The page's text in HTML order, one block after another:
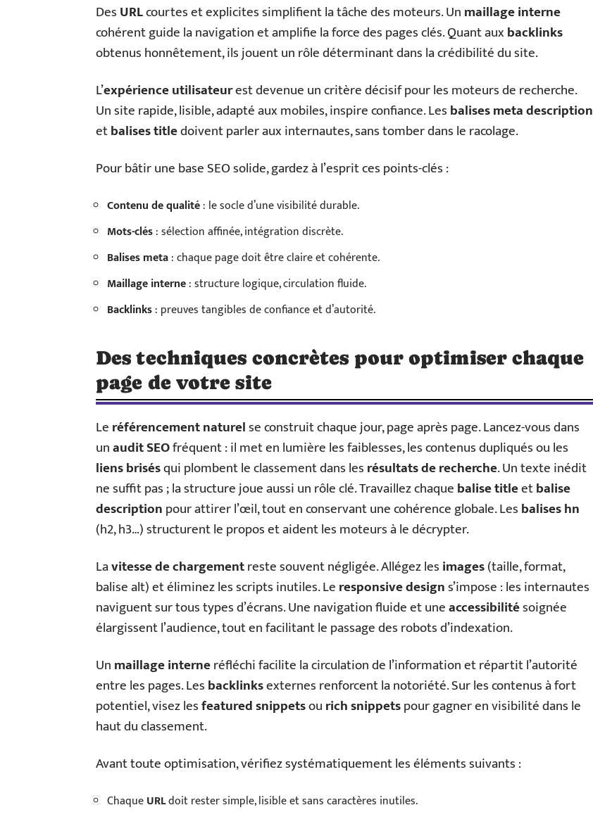
DesURLcourtes et explicites simplifient la tâche des moteurs. Unmaillage interne
cohérent guide la navigation et amplifie la force des pages clés. Quant auxbacklinks
obtenus honnêtement, ils jouent un rôle déterminant dans la crédibilité du site.
L’expérience utilisateurest devenue un critère décisif pour les moteurs de recherche.
Un site rapide, lisible, adapté aux mobiles, inspire confiance. Lesbalises meta description
etbalises titledoivent parler aux internautes, sans tomber dans le racolage.
Pour bâtir une base SEO solide, gardez à l’esprit ces points-clés :
Contenu de qualité: le socle d’une visibilité durable.
Mots-clés: sélection affinée, intégration discrète.
Balises meta: chaque page doit être claire et cohérente.
Maillage interne: structure logique, circulation fluide.
Backlinks: preuves tangibles de confiance et d’autorité.
Des techniques concrètes pour optimiser chaque
page de votre site
Leréférencement naturelse construit chaque jour, page après page. Lancez-vous dans
unaudit SEOfréquent : il met en lumière les faiblesses, les contenus dupliqués ou les
liens brisésqui plombent le classement dans lesrésultats de recherche. Un texte inédit
ne suffit pas ; la structure joue aussi un rôle clé. Travaillez chaquebalise titleetbalise
descriptionpour attirer l’œil, tout en conservant une cohérence globale. Lesbalises hn
(h2, h3…) structurent le propos et aident les moteurs à le décrypter.
Lavitesse de chargementreste souvent négligée. Allégez lesimages(taille, format,
balise alt) et éliminez les scripts inutiles. Leresponsive designs’impose : les internautes
naviguent sur tous types d’écrans. Une navigation fluide et uneaccessibilitésoignée
élargissent l’audience, tout en facilitant le passage des robots d’indexation.
Unmaillage interneréfléchi facilite la circulation de l’information et répartit l’autorité
entre les pages. Lesbacklinksexternes renforcent la notoriété. Sur les contenus à fort
potentiel, visez lesfeatured snippetsourich snippetspour gagner en visibilité dans le
haut du classement.
Avant toute optimisation, vérifiez systématiquement les éléments suivants :
ChaqueURLdoit rester simple, lisible et sans caractères inutiles.